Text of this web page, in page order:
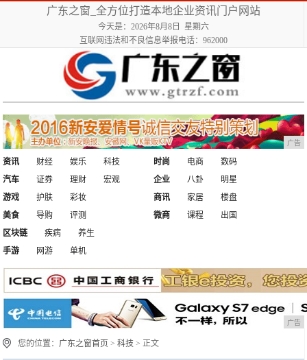
广东之窗_全方位打造本地企业资讯门户网站
今天是：2026年8月8日 星期六
互联网违法和不良信息举报电话：962000
广告
资讯 财经 娱乐
科技
汽车
证券 理财 宏观
时尚 电商
数码
企业
八卦
明星
游戏
护肤
彩妆
美食
导购 评测
商讯 家居
楼盘
微商
课程
出国
区块链
疾病
养生
手游
网游 单机
广告
您的位置： 广东之窗首页 >科技 > 正文